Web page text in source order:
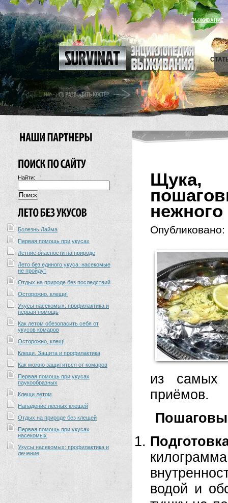
ВЫЖИВАНИЕ
Найти:
Болезнь Лайма
Первая помощь при укусах
Летние опасности на природе
Лето без единого укуса: насекомые
не пройдут
Отдых на природе без последствий
Осторожно, клещи!
Укусы насекомых: профилактика и
первая помощь
Как летом обезопасить себя от
укусов комаров
Осторожно, клещ!
Клещи. Защита и профилактика
Как можно защититься от комаров
Первая помощь при укусах
паукообразных
Клещи летом
Нападение лесных клещей
Отдых на природе без клещей
Первая помощь при укусах
насекомых
Укусы насекомых: профилактика и
лечение
Щука,
Опубликовано:
из самых
приёмов.
водой и